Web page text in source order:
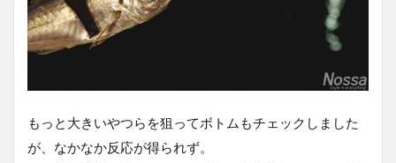
ィ
ー
ル
ド
ン
ィ
シ
もっと大きいやつらを狙ってボトムもチェックしました
が、なかなか反応が得られず。